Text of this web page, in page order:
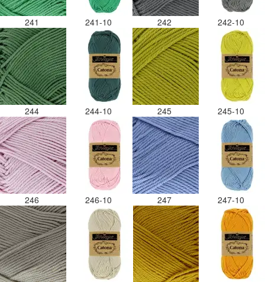
241 241-10 242 242-10
244 244-10 245 245-10
246 246-10 247 247-10